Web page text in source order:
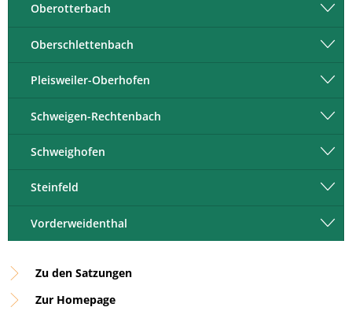
Oberotterbach
Oberschlettenbach
Pleisweiler-Oberhofen
Schweigen-Rechtenbach
Schweighofen
Steinfeld
Vorderweidenthal
Zu den Satzungen
Zur Homepage